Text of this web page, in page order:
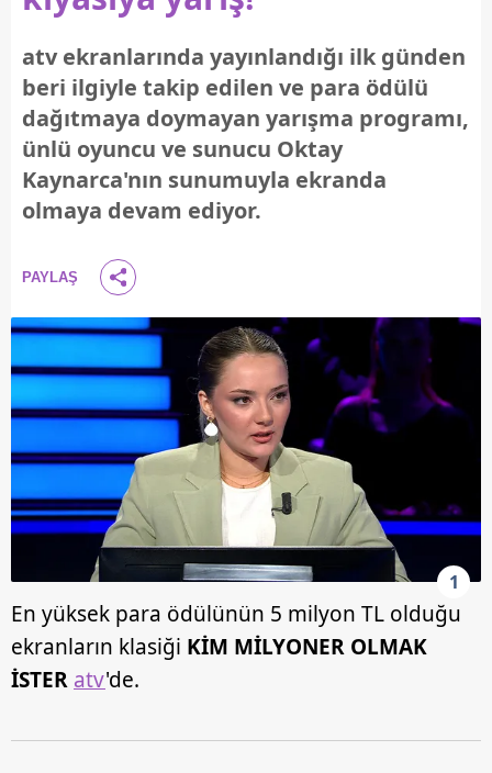
atv ekranlarında yayınlandığı ilk günden
beri ilgiyle takip edilen ve para ödülü
dağıtmaya doymayan yarışma programı,
ünlü oyuncu ve sunucu Oktay
Kaynarca'nın sunumuyla ekranda
olmaya devam ediyor.
PAYLAŞ
1
En yüksek para ödülünün 5 milyon TL olduğu
ekranların klasiği KİM MİLYONER OLMAK
İSTER atv'de.